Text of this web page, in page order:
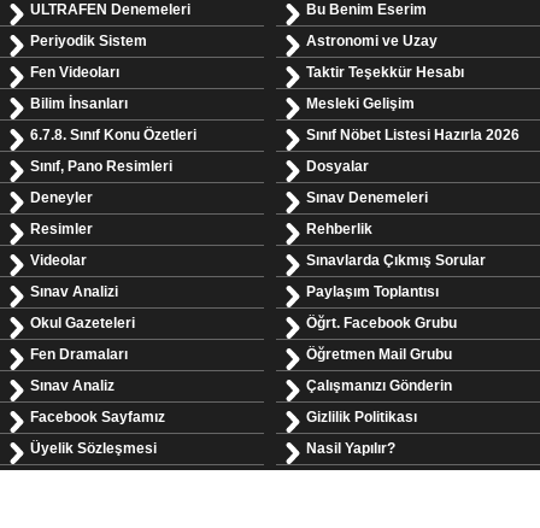
ULTRAFEN Denemeleri
Periyodik Sistem
Fen Videoları
Bilim İnsanları
6.7.8. Sınıf Konu Özetleri
Sınıf, Pano Resimleri
Deneyler
Resimler
Videolar
Sınav Analizi
Okul Gazeteleri
Fen Dramaları
Sınav Analiz
Facebook Sayfamız
Üyelik Sözleşmesi
Bu Benim Eserim
Astronomi ve Uzay
Taktir Teşekkür Hesabı
Mesleki Gelişim
Sınıf Nöbet Listesi Hazırla 2026
Dosyalar
Sınav Denemeleri
Rehberlik
Sınavlarda Çıkmış Sorular
Paylaşım Toplantısı
Öğrt. Facebook Grubu
Öğretmen Mail Grubu
Çalışmanızı Gönderin
Gizlilik Politikası
Nasil Yapılır?